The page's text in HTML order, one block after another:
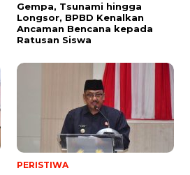
Gempa, Tsunami hingga
Longsor, BPBD Kenalkan
Ancaman Bencana kepada
Ratusan Siswa
PERISTIWA